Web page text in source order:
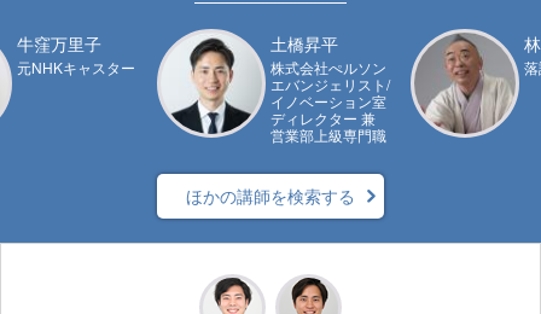
牛窪万里子
元NHKキャスター
土橋昇平
株式会社ぺルソン
エバンジェリスト/
イノベーション室
ディレクター 兼
営業部上級専門職
ほかの講師を検索する